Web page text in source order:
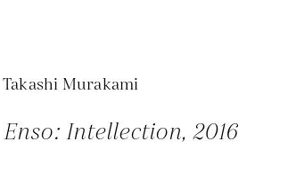
Takashi Murakami
Enso: Intellection, 2016